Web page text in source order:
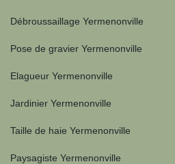
Débroussaillage Yermenonville
Pose de gravier Yermenonville
Elagueur Yermenonville
Jardinier Yermenonville
Taille de haie Yermenonville
Paysagiste Yermenonville